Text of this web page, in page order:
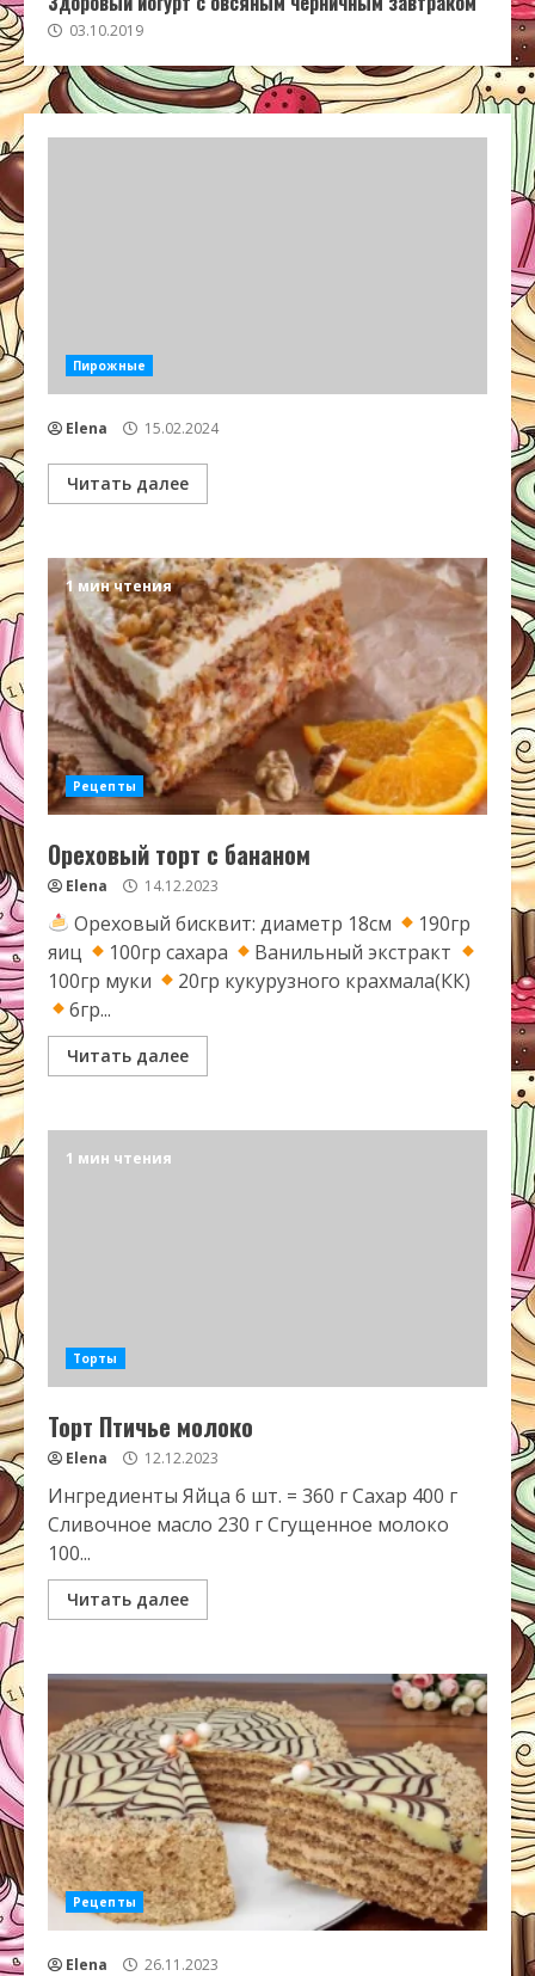
03.10.2019
Пирожные
Elena 15.02.2024
Читать далее
1 мин чтения
Рецепты
Ореховый торт с бананом
Elena 14.12.2023
Ореховый бисквит: диаметр 18см
190гр
яиц
100гр сахара
Ванильный экстракт
100гр муки
20гр кукурузного крахмала(КК)
6гр...
Читать далее
1 мин чтения
Торты
Торт Птичье молоко
Elena 12.12.2023
Ингредиенты Яйца 6 шт. = 360 г Сахар 400 г
Сливочное масло 230 г Сгущенное молоко
100...
Читать далее
Рецепты
Elena 26.11.2023